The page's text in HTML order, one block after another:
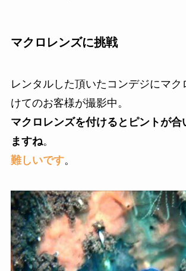
マクロレンズに挑戦
レンタルした頂いたコンデジにマク
けてのお客様が撮影中。
マクロレンズを付けるとピントが合
ますね。
難しいです。